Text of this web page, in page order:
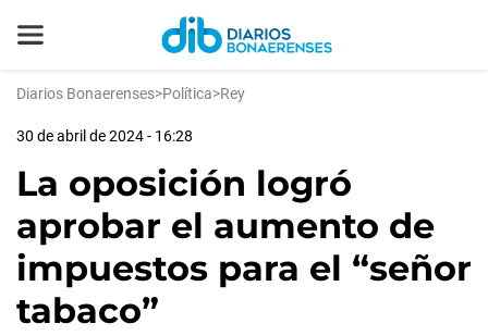
Diarios Bonaerenses>Política>Rey
30 de abril de 2024 - 16:28
La oposición logró
aprobar el aumento de
impuestos para el “señor
tabaco”